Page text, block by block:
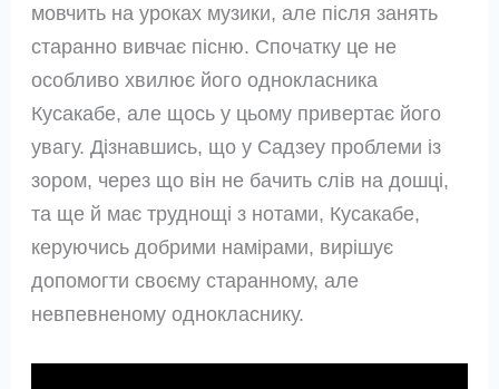
мовчить на уроках музики, але після занять
старанно вивчає пісню. Спочатку це не
особливо хвилює його однокласника
Кусакабе, але щось у цьому привертає його
увагу. Дізнавшись, що у Садзеу проблеми із
зором, через що він не бачить слів на дошці,
та ще й має труднощі з нотами, Кусакабе,
керуючись добрими намірами, вирішує
допомогти своєму старанному, але
невпевненому однокласнику.